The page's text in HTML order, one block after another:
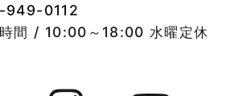
949-0112
間 / 10:00～18:00 水曜定休